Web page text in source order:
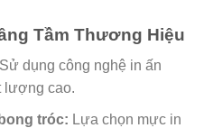
Tầm Thương Hiệu
Sử dụng công nghệ in ấn
lượng cao.
tróc: Lựa chọn mực in